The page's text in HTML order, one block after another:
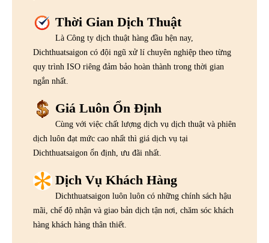
Thời Gian Dịch Thuật
Là Công ty dịch thuật hàng đầu hện nay,
Dichthuatsaigon có đội ngũ xử lí chuyên nghiệp theo từng
quy trình ISO riêng đảm bảo hoàn thành trong thời gian
ngắn nhất.
Giá Luôn Ổn Định
Cùng với việc chất lượng dịch vụ dịch thuật và phiên
dịch luôn đạt mức cao nhất thì giá dịch vụ tại
Dichthuatsaigon ổn định, ưu đãi nhất.
Dịch Vụ Khách Hàng
Dichthuatsaigon luôn luôn có những chính sách hậu
mãi, chế độ nhận và giao bản dịch tận nơi, chăm sóc khách
hàng khách hàng thân thiết.